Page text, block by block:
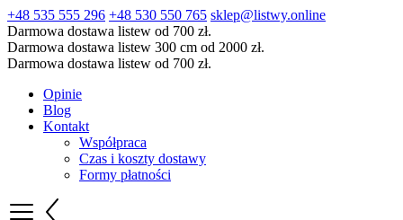
+48 535 555 296 +48 530 550 765 sklep@listwy.online
Darmowa dostawa listew od 700 zł.
Darmowa dostawa listew 300 cm od 2000 zł.
Darmowa dostawa listew od 700 zł.
Opinie
Blog
Kontakt
Współpraca
Czas i koszty dostawy
Formy płatności